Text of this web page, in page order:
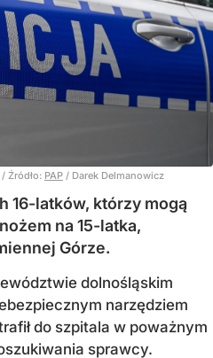
/ Źródło: PAP / Darek Delmanowicz
16-latków, którzy mogą
na 15-latka,
Górze.
dolnośląskim
narzędziem
do szpitala w poważnym
sprawcy.